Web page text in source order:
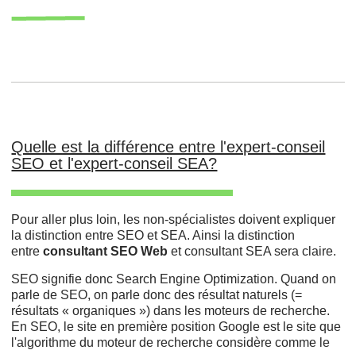
Quelle est la différence entre l'expert-conseil
SEO et l'expert-conseil SEA?
Pour aller plus loin, les non-spécialistes doivent expliquer
la distinction entre SEO et SEA. Ainsi la distinction
entreconsultant SEO Web et consultant SEA sera claire.
SEO signifie donc Search Engine Optimization. Quand on
parle de SEO, on parle donc des résultat naturels (=
résultats « organiques ») dans les moteurs de recherche.
En SEO, le site en première position Google est le site que
l'algorithme du moteur de recherche considère comme le